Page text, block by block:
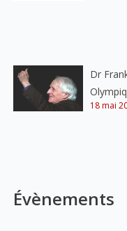
Dr
18 mai
Évènements